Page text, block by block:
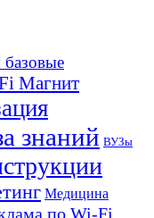
Магнит
знаний ВУЗы
Медицина
по Wi-Fi